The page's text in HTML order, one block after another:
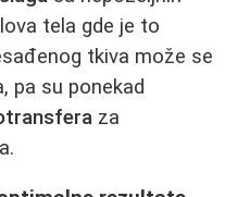
tela gde je to
tkiva može se
pa su ponekad
za